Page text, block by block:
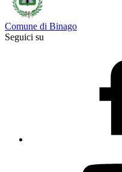
Comune di Binago
Seguici su